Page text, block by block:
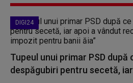
DIGI24
Tupeul unui primar PSD după
despăgubiri pentru secetă,